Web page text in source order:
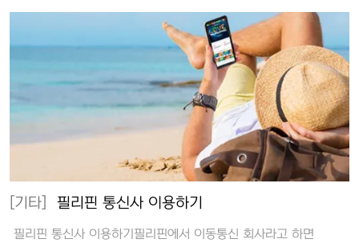
[기타] 필리핀 통신사 이용하기
필리핀 통신사 이용하기필리핀에서 이동통신 회사라고 하면